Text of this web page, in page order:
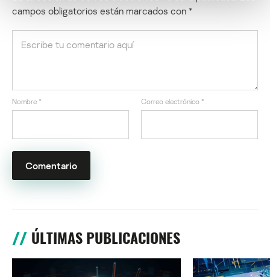
campos obligatorios están marcados con *
Nombre * Correo electrónico *
ÚLTIMAS PUBLICACIONES